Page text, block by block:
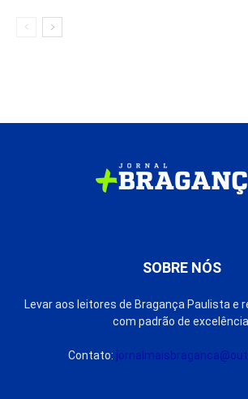
SOBRE NÓS
Levar aos leitores de Bragança Paulista e
com padrão de excelência.
Contato: